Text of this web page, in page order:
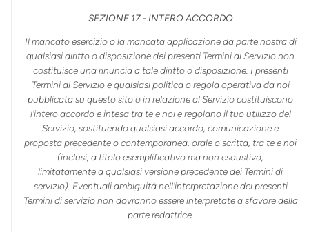
SEZIONE 17 - INTERO ACCORDO
Il mancato esercizio o la mancata applicazione da parte nostra di
qualsiasi diritto o disposizione dei presenti Termini di Servizio non
costituisce una rinuncia a tale diritto o disposizione. I presenti
Termini di Servizio e qualsiasi politica o regola operativa da noi
pubblicata su questo sito o in relazione al Servizio costituiscono
l'intero accordo e intesa tra te e noi e regolano il tuo utilizzo del
Servizio, sostituendo qualsiasi accordo, comunicazione e
proposta precedente o contemporanea, orale o scritta, tra te e noi
(inclusi, a titolo esemplificativo ma non esaustivo,
limitatamente a qualsiasi versione precedente dei Termini di
servizio). Eventuali ambiguità nell'interpretazione dei presenti
Termini di servizio non dovranno essere interpretate a sfavore della
parte redattrice.